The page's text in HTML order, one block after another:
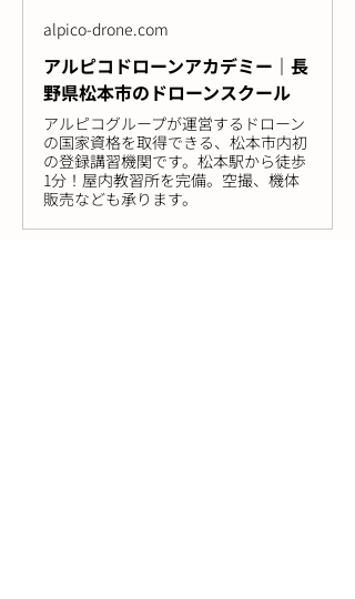
alpico-drone.com
アルピコドローンアカデミー｜長
野県松本市のドローンスクール
アルピコグループが運営するドローン
の国家資格を取得できる、松本市内初
の登録講習機関です。松本駅から徒歩
1分！屋内教習所を完備。空撮、機体
販売なども承ります。